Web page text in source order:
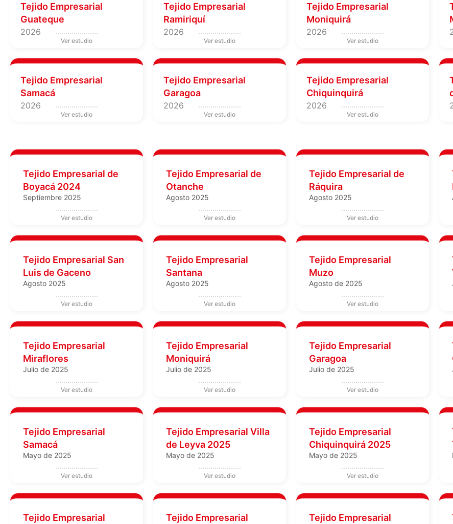
Tejido Empresarial
Guateque
2026
Tejido Empresarial
Ramiriquí
2026
Tejido Empresarial
Moniquirá
2026
Tejido Empresarial
Samacá
2026
Tejido Empresarial
Garagoa
2026
Tejido Empresarial
Chiquinquirá
2026
Tejido Empresarial de
Boyacá 2024
Septiembre 2025
Tejido Empresarial de
Otanche
Agosto 2025
Tejido Empresarial de
Ráquira
Agosto 2025
Tejido Empresarial San
Luis de Gaceno
Agosto 2025
Tejido Empresarial
Santana
Agosto 2025
Tejido Empresarial
Muzo
Agosto de 2025
Tejido Empresarial
Miraflores
Julio de 2025
Tejido Empresarial
Moniquirá
Julio de 2025
Tejido Empresarial
Garagoa
Julio de 2025
Tejido Empresarial
Samacá
Mayo de 2025
Tejido Empresarial Villa
de Leyva 2025
Mayo de 2025
Tejido Empresarial
Chiquinquirá 2025
Mayo de 2025
Tejido Empresarial
Tejido Empresarial
Tejido Empresarial